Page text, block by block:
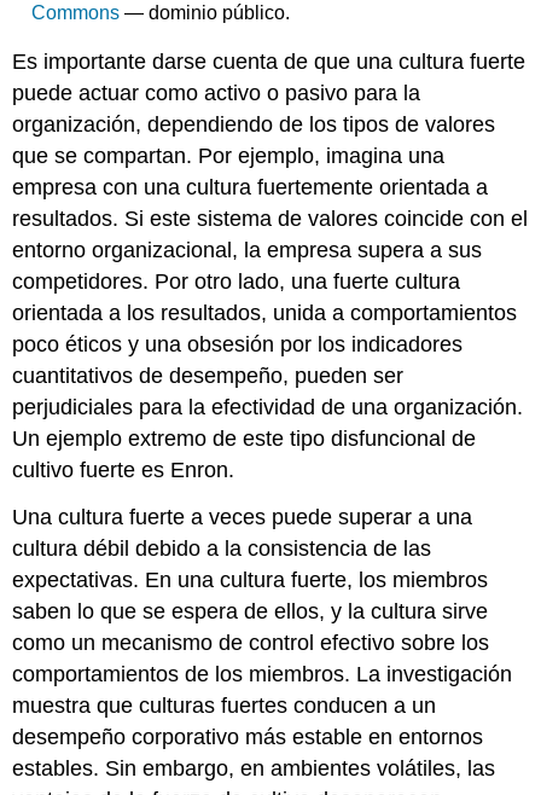
Commons— dominio público.
Es importante darse cuenta de que una cultura fuerte
puede actuar como activo o pasivo para la
organización, dependiendo de los tipos de valores
que se compartan. Por ejemplo, imagina una
empresa con una cultura fuertemente orientada a
resultados. Si este sistema de valores coincide con el
entorno organizacional, la empresa supera a sus
competidores. Por otro lado, una fuerte cultura
orientada a los resultados, unida a comportamientos
poco éticos y una obsesión por los indicadores
cuantitativos de desempeño, pueden ser
perjudiciales para la efectividad de una organización.
Un ejemplo extremo de este tipo disfuncional de
cultivo fuerte es Enron.
Una cultura fuerte a veces puede superar a una
cultura débil debido a la consistencia de las
expectativas. En una cultura fuerte, los miembros
saben lo que se espera de ellos, y la cultura sirve
como un mecanismo de control efectivo sobre los
comportamientos de los miembros. La investigación
muestra que culturas fuertes conducen a un
desempeño corporativo más estable en entornos
estables. Sin embargo, en ambientes volátiles, las